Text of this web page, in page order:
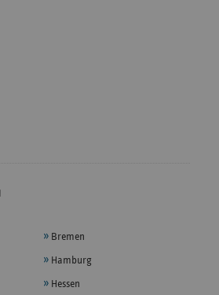
Bremen
Hamburg
Hessen